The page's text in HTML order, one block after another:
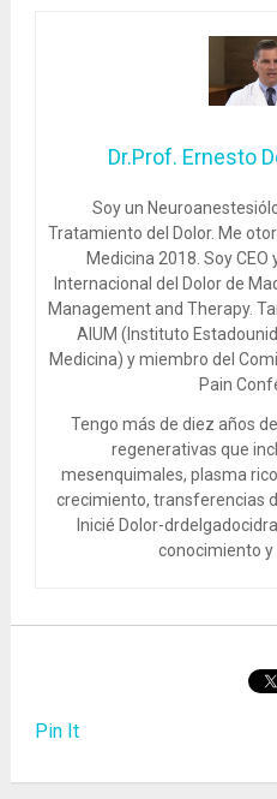
Dr.Prof. Ernesto
Soy un
Tratamiento del Dolor. Me
Medicina 2018. Soy
Internacional del Dolor de
Management and Therapy.
AIUM (Instituto
Medicina) y miembro del
Pain
Tengo más de diez años
regenerativas que
mesenquimales, plasma
crecimiento, transferencias
Inicié Dolor-
conocimiento y
Pin It